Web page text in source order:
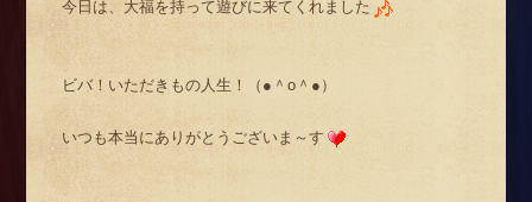
今日は、大福を持って遊びに来てくれました
ビバ！いただきもの人生！（●＾o＾●）
いつも本当にありがとうございま～す